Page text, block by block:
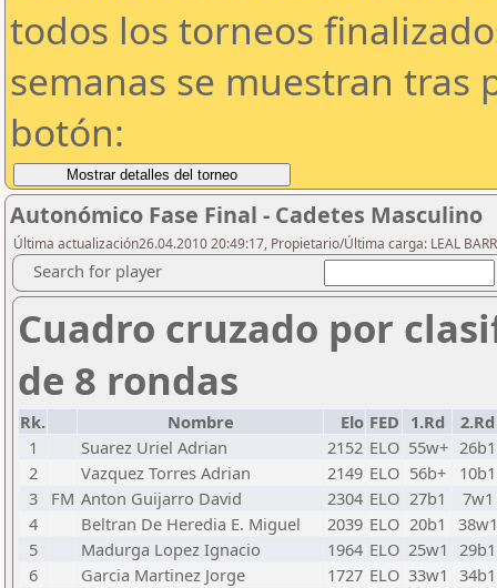
todos los torneos
semanas se muestran tras
botón:
Autonómico Fase Final - Cadetes Masculino
Última actualización26.04.2010 20:49:17, Propietario/Última carga: LEAL
Search for player
Cuadro cruzado por
de 8 rondas
Rk. Nombre Elo FED 1.Rd
2.Rd
1
Suarez Uriel Adrian 2152 ELO 55w+ 26b1
2
Vazquez Torres Adrian 2149 ELO 56b+
10b1
3
FM Anton Guijarro David 2304 ELO 27b1
7w1
4
Beltran De Heredia E. Miguel 2039 ELO 20b1
38w1
5
Madurga Lopez Ignacio 1964 ELO 25w1 29b1
6
Garcia Martinez Jorge 1727 ELO 33w1 34b1